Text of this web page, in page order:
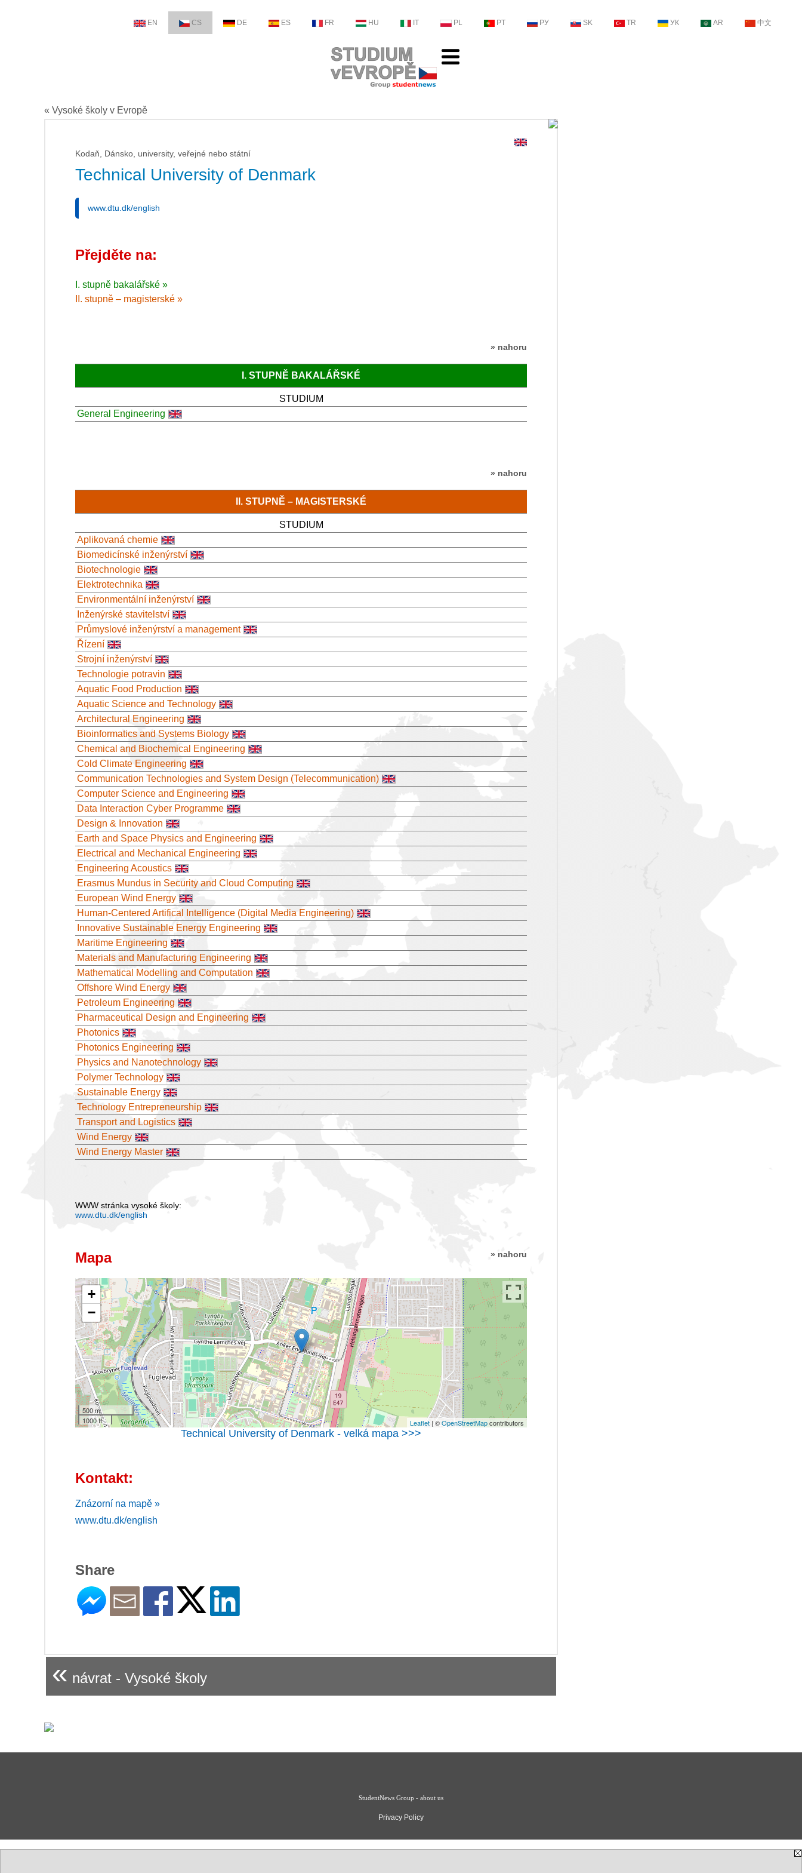
EN CS DE ES FR HU IT PL PT РУ SK TR УК AR 中文
« Vysoké školy v Evropě
Kodaň, Dánsko, university, veřejné nebo státní
Technical University of Denmark
www.dtu.dk/english
Přejděte na:
I. stupně bakalářské »
II. stupně – magisterské »
» nahoru
I. STUPNĚ BAKALÁŘSKÉ
STUDIUM
General Engineering
» nahoru
II. STUPNĚ – MAGISTERSKÉ
STUDIUM
Aplikovaná chemie
Biomedicínské inženýrství
Biotechnologie
Elektrotechnika
Environmentální inženýrství
Inženýrské stavitelství
Průmyslové inženýrství a management
Řízení
Strojní inženýrství
Technologie potravin
Aquatic Food Production
Aquatic Science and Technology
Architectural Engineering
Bioinformatics and Systems Biology
Chemical and Biochemical Engineering
Cold Climate Engineering
Communication Technologies and System Design (Telecommunication)
Computer Science and Engineering
Data Interaction Cyber Programme
Design & Innovation
Earth and Space Physics and Engineering
Electrical and Mechanical Engineering
Engineering Acoustics
Erasmus Mundus in Security and Cloud Computing
European Wind Energy
Human-Centered Artifical Intelligence (Digital Media Engineering)
Innovative Sustainable Energy Engineering
Maritime Engineering
Materials and Manufacturing Engineering
Mathematical Modelling and Computation
Offshore Wind Energy
Petroleum Engineering
Pharmaceutical Design and Engineering
Photonics
Photonics Engineering
Physics and Nanotechnology
Polymer Technology
Sustainable Energy
Technology Entrepreneurship
Transport and Logistics
Wind Energy
Wind Energy Master
WWW stránka vysoké školy:
www.dtu.dk/english
» nahoru
Mapa
+
−
500 m
1000 ft
Leaflet | ©OpenStreetMapcontributors
Technical University of Denmark - velká mapa >>>
Kontakt:
Znázorní na mapě »
www.dtu.dk/english
Share
« návrat - Vysoké školy
StudentNews Group - about us
Privacy Policy